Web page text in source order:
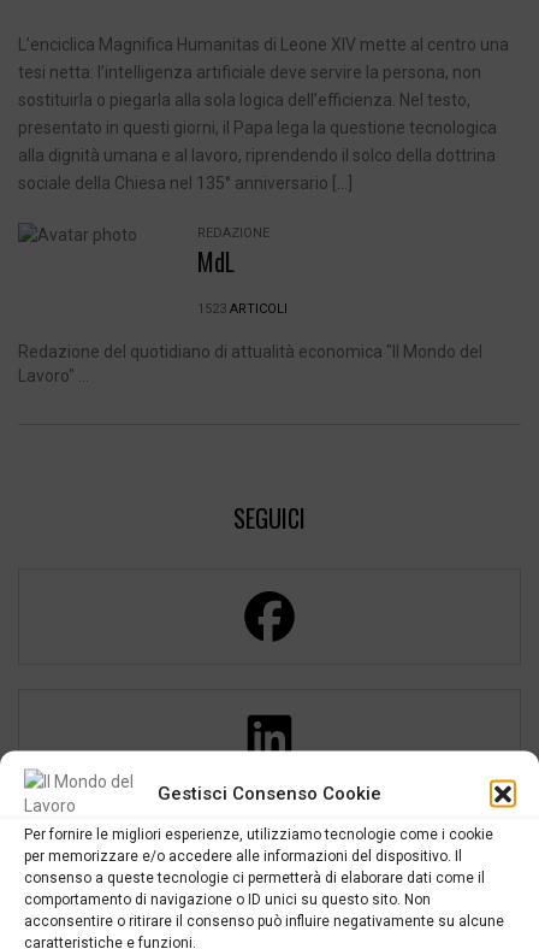
Gestisci Consenso Cookie
Per fornire le migliori esperienze, utilizziamo tecnologie come i cookie
per memorizzare e/o accedere alle informazioni del dispositivo. Il
consenso a queste tecnologie ci permetterà di elaborare dati come il
comportamento di navigazione o ID unici su questo sito. Non
acconsentire o ritirare il consenso può influire negativamente su alcune
caratteristiche e funzioni.
L’enciclica Magnifica Humanitas di Leone XIV mette al centro una
tesi netta: l’intelligenza artificiale deve servire la persona, non
sostituirla o piegarla alla sola logica dell’efficienza. Nel testo,
presentato in questi giorni, il Papa lega la questione tecnologica
alla dignità umana e al lavoro, riprendendo il solco della dottrina
sociale della Chiesa nel 135° anniversario […]
REDAZIONE
MdL
1523 ARTICOLI
Redazione del quotidiano di attualità economica "Il Mondo del
Lavoro" ...
SEGUICI
L'EDITORIALE
Il silenzio che accompagna il caro
carburante